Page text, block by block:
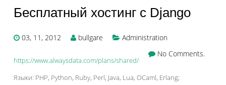
Бесплатный хостинг с Django
03, 11, 2012 bullgare
Administration
No Comments.
https://www.alwaysdata.com/plans/shared/
Языки: PHP, Python, Ruby, Perl, Java, Lua, OCaml, Erlang;